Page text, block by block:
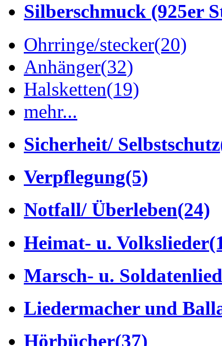
Silberschmuck (925er
Ohrringe/stecker(20)
Anhänger(32)
Halsketten(19)
mehr...
Sicherheit/ Selbstschutz
Verpflegung(5)
Notfall/ Überleben(24)
Heimat- u. Volkslieder
Marsch- u.
Liedermacher und
Hörbücher(37)